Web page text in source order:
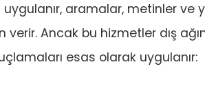
uygulanır, aramalar, metinler ve
verir. Ancak bu hizmetler dış
esas olarak uygulanır: